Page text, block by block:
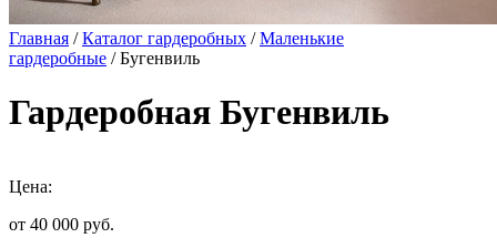
Главная /Каталог гардеробных /Маленькие
гардеробные / Бугенвиль
Гардеробная Бугенвиль
Цена:
от 40 000 руб.